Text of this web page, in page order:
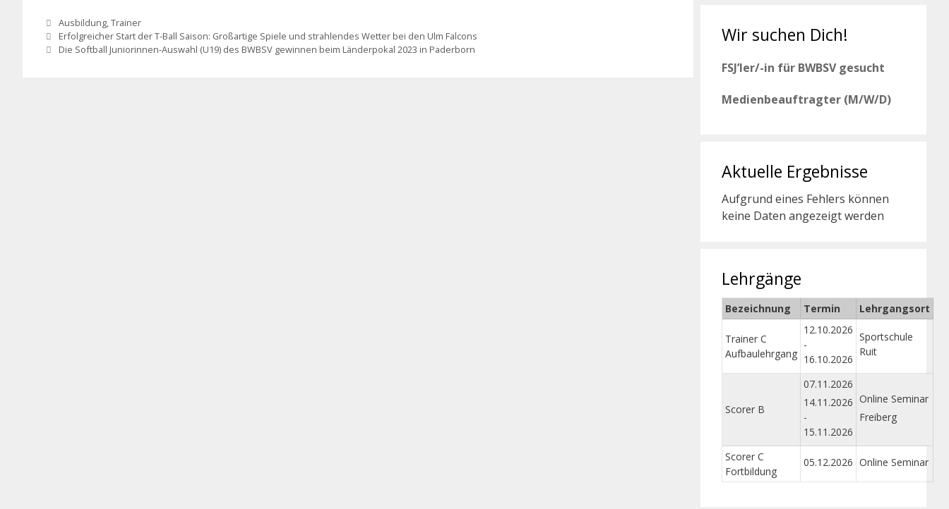
Kategorien
Ausbildung,Trainer
Erfolgreicher Start der T-Ball Saison: Großartige Spiele und strahlendes Wetter bei den Ulm Falcons
Die Softball Juniorinnen-Auswahl (U19) des BWBSV gewinnen beim Länderpokal 2023 in Paderborn
Wir suchen Dich!
FSJ’ler/-in für BWBSV gesucht
Medienbeauftragter (M/W/D)
Aktuelle Ergebnisse
Aufgrund eines Fehlers können
keine Daten angezeigt werden
Lehrgänge
Bezeichnung Termin Lehrgangsort
Trainer C
Aufbaulehrgang
12.10.2026
-
16.10.2026
Sportschule
Ruit
Scorer B
07.11.2026
14.11.2026
-
15.11.2026
Online Seminar
Freiberg
Scorer C
Fortbildung
05.12.2026 Online Seminar